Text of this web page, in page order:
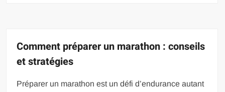
Comment préparer un marathon : conseils
et stratégies
Préparer un marathon est un défi d’endurance autant